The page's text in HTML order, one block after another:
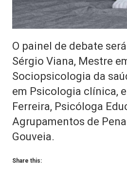
O painel de debate
Sérgio Viana, Mestre
Sociopsicologia da
em Psicologia clínica,
Ferreira, Psicóloga
Agrupamentos de
Gouveia.
Share this: